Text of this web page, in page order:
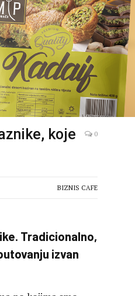
koje
0
BIZNIS CAFE
Tradicionalno,
izvan